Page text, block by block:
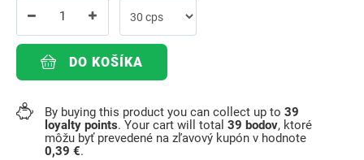
DO KOŠÍKA
By buying this product you can collect up to 39
loyalty points. Your cart will total 39 bodov, ktoré
môžu byť prevedené na zľavový kupón v hodnote
0,39 €.